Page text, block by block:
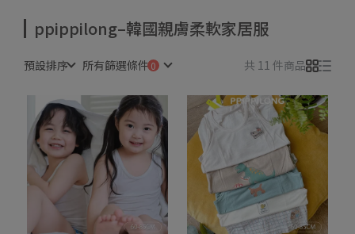
ppippilong–韓國親膚柔軟家居服
預設排序 所有篩選條件 共 11 件商品